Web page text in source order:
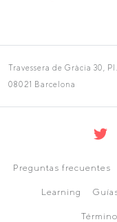
Travessera de Gràcia 30,
08021 Barcelona
Preguntas frecuentes
Learning